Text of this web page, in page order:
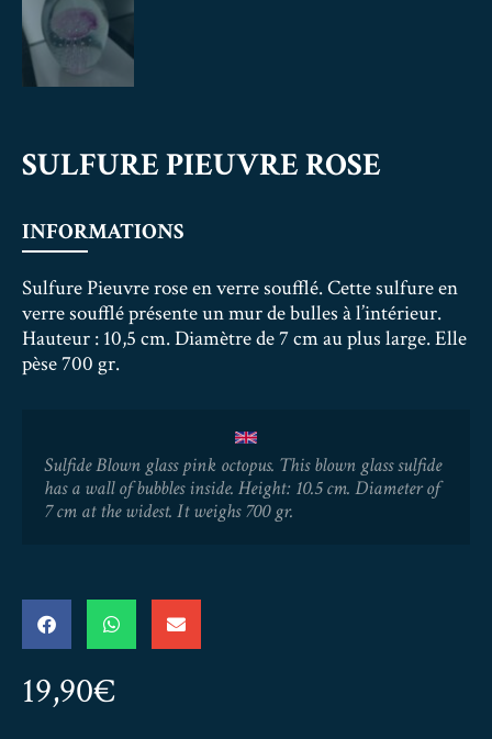
SULFURE PIEUVRE ROSE
INFORMATIONS
Sulfure Pieuvre rose en verre soufflé. Cette sulfure en
verre soufflé présente un mur de bulles à l’intérieur.
Hauteur : 10,5 cm. Diamètre de 7 cm au plus large. Elle
pèse 700 gr.
Sulfide Blown glass pink octopus. This blown glass sulfide
has a wall of bubbles inside. Height: 10.5 cm. Diameter of
7 cm at the widest. It weighs 700 gr.
19,90€